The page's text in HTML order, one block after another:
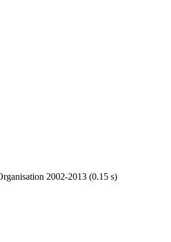
2002-2013 (0.15 s)